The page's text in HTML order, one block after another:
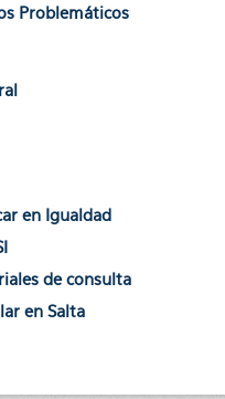
Problemáticos
en Igualdad
de consulta
en Salta